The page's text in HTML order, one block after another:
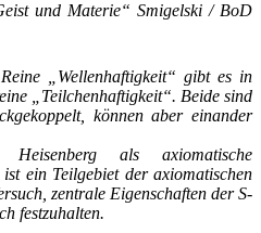
und Materie“ Smigelski / BoD
„Reine „Wellenhaftigkeit“ gibt es in
„Teilchenhaftigkeit“. Beide sind
können aber einander
als axiomatische
ein Teilgebiet der axiomatischen
zentrale Eigenschaften der S-
festzuhalten.